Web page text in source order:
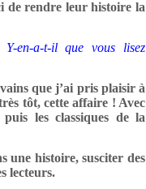
de rendre leur histoire la
en-a-t-il que vous lisez
que j’ai pris plaisir à
tôt, cette affaire ! Avec
les classiques de la
une histoire, susciter des
lecteurs.